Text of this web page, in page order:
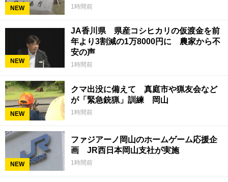
NEW 1時間前
NEW
JA香川県 県産コシヒカリの仮渡金を前
年より3割減の1万8000円に 農家から不
安の声
1時間前
NEW
クマ出没に備えて 真庭市や猟友会など
が「緊急銃猟」訓練 岡山
1時間前
NEW
ファジアーノ岡山のホームゲーム応援企
画 JR西日本岡山支社が実施
1時間前